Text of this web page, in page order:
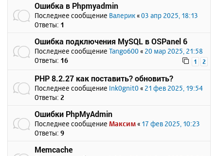
Ошибка в Phpmyadmin
Последнее сообщение Валерик «03 апр 2025, 18:13
Ответы: 1
Ошибка подключения MySQL в OSPanel 6
Последнее сообщение Tango600 « 20 мар 2025, 21:58
Ответы: 16 1 2
PHP 8.2.27 как поставить? обновить?
Последнее сообщение Ink0gnit0 « 21 фев 2025, 19:54
Ответы: 2
Ошибки PhpMyAdmin
Последнее сообщение Максим « 17 фев 2025, 10:23
Ответы: 9
Memcache